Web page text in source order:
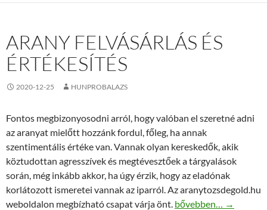
ARANY FELVÁSÁRLÁS ÉS
ÉRTÉKESÍTÉS
2020-12-25 HUNPROBALAZS
Fontos megbizonyosodni arról, hogy valóban el szeretné adni
az aranyat mielőtt hozzánk fordul, főleg, ha annak
szentimentális értéke van. Vannak olyan kereskedők, akik
köztudottan agresszívek és megtévesztőek a tárgyalások
során, még inkább akkor, ha úgy érzik, hogy az eladónak
korlátozott ismeretei vannak az iparról. Az aranytozsdegold.hu
weboldalon megbízható csapat várja önt. Arany felvásárlás és
bővebben… →